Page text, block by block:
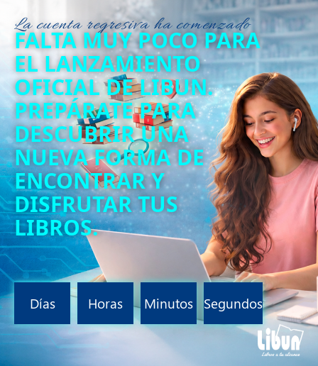
La cuenta regresiva ha comenzado
FALTA MUY POCO PARA
EL LANZAMIENTO
OFICIAL DE LIBUN.
PREPÁRATE PARA
DESCUBRIR UNA
NUEVA FORMA DE
ENCONTRAR Y
DISFRUTAR TUS
LIBROS.
Días Horas Minutos Segundos